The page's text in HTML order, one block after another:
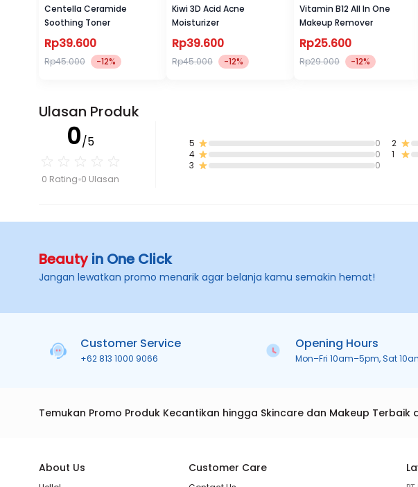
Centella Ceramide
Soothing Toner
Rp39.600
Rp45.000 -12%
Kiwi 3D Acid Acne
Moisturizer
Rp39.600
Rp45.000 -12%
Vitamin B12 All In One
Makeup Remover
Rp25.600
Rp29.000 -12%
Ulasan Produk
0/5
0 Rating 0 Ulasan
5
0
4
0
3
0
2
1
Beautyin One Click
Jangan lewatkan promo menarik agar belanja kamu semakin hemat!
Customer Service
+62 813 1000 9066
Opening Hours
Mon–Fri 10am–5pm, Sat
Temukan Promo Produk Kecantikan hingga Skincare dan Makeup Terbaik
About Us Customer Care